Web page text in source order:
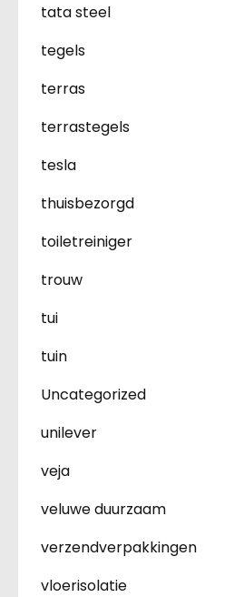
tata steel
tegels
terras
terrastegels
tesla
thuisbezorgd
toiletreiniger
trouw
tui
tuin
Uncategorized
unilever
veja
veluwe duurzaam
verzendverpakkingen
vloerisolatie